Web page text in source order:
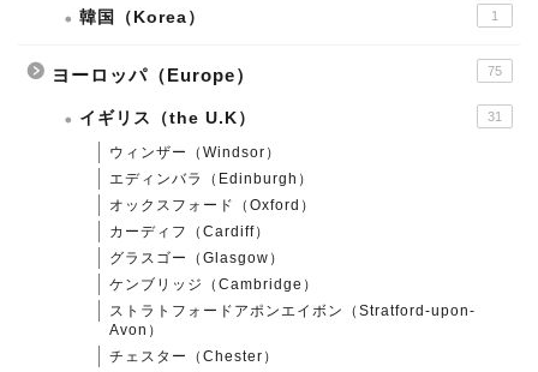
韓国（Korea） 1
ヨーロッパ（Europe） 75
イギリス（the U.K） 31
ウィンザー（Windsor）
エディンバラ（Edinburgh）
オックスフォード（Oxford）
カーディフ（Cardiff）
グラスゴー（Glasgow）
ケンブリッジ（Cambridge）
ストラトフォードアポンエイボン（Stratford-upon-
Avon）
チェスター（Chester）